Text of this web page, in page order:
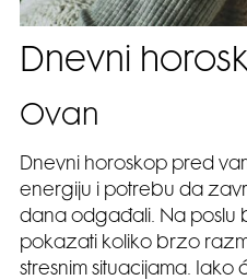
Dnevni
Ovan
Dnevni horoskop pred
energiju i potrebu da
dana odgađali. Na poslu
pokazati koliko brzo
stresnim situacijama. Iako